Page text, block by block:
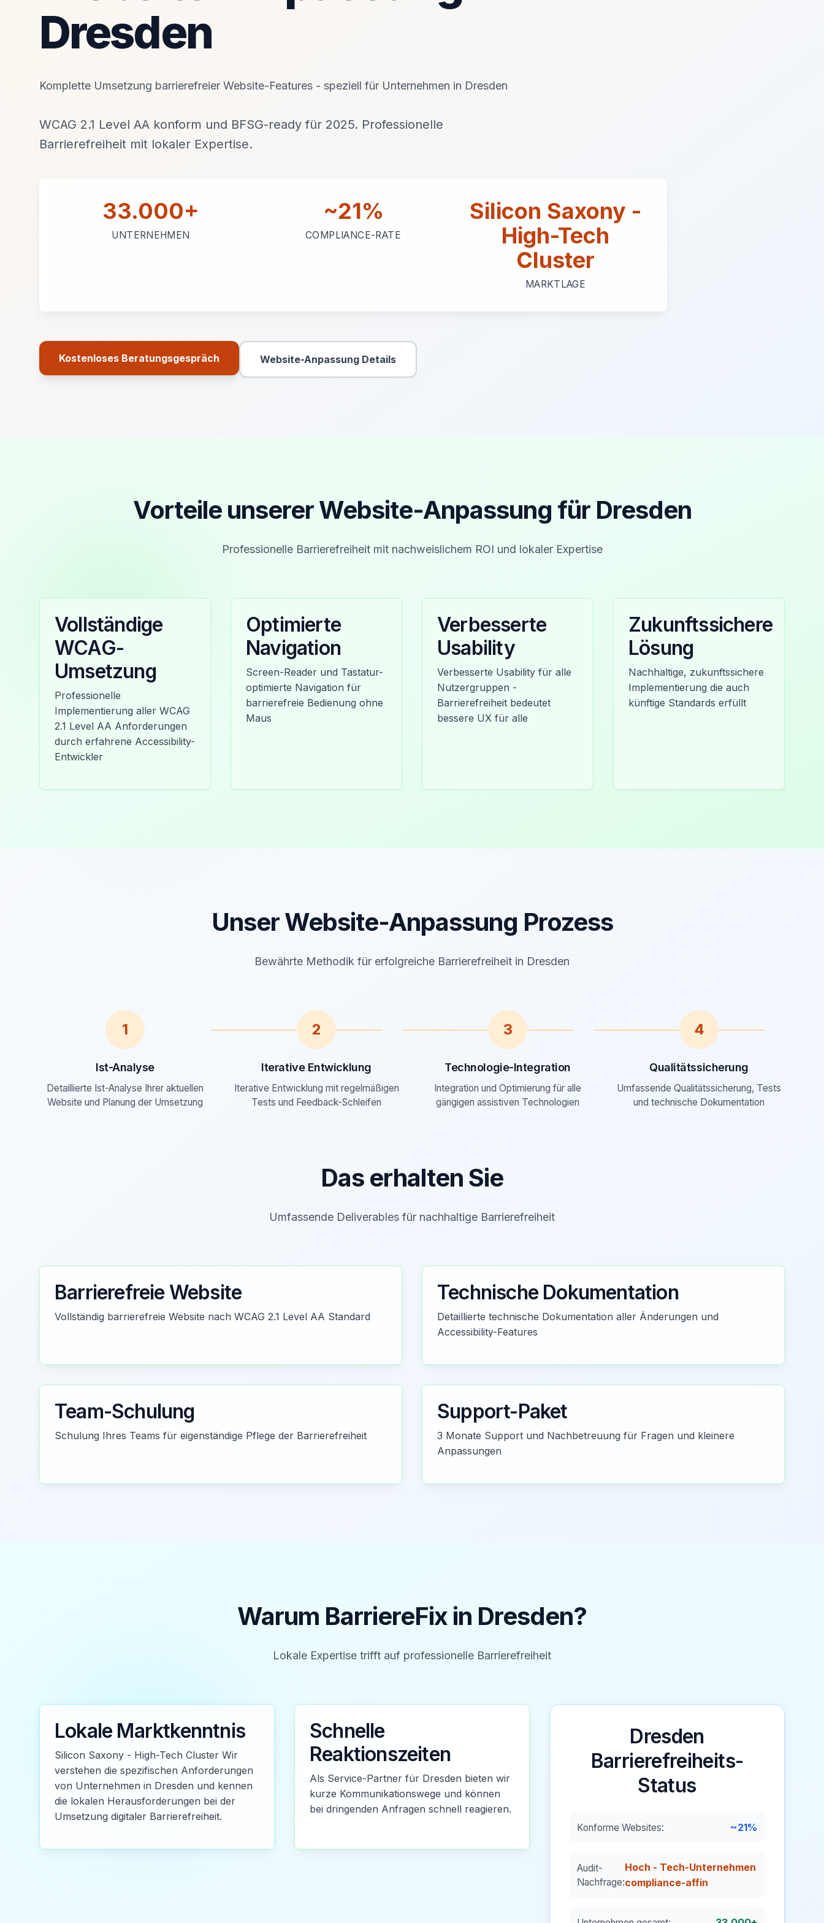
Dresden
Komplette Umsetzung barrierefreier Website-Features - speziell für Unternehmen in Dresden
WCAG 2.1 Level AA konform und BFSG-ready für 2025. Professionelle
Barrierefreiheit mit lokaler Expertise.
33.000+
UNTERNEHMEN
~21%
COMPLIANCE-RATE
Silicon Saxony -
High-Tech
Cluster
MARKTLAGE
Kostenloses Beratungsgespräch
Primäre Aktion Website-Anpassung Details
Sekundäre Aktion
Vorteile unserer Website-Anpassung für Dresden
Professionelle Barrierefreiheit mit nachweislichem ROI und lokaler Expertise
Vollständige
WCAG-
Umsetzung
Professionelle
Implementierung aller WCAG
2.1 Level AA Anforderungen
durch erfahrene Accessibility-
Entwickler
Optimierte
Navigation
Screen-Reader und Tastatur-
optimierte Navigation für
barrierefreie Bedienung ohne
Maus
Verbesserte
Usability
Verbesserte Usability für alle
Nutzergruppen -
Barrierefreiheit bedeutet
bessere UX für alle
Zukunftssichere
Lösung
Nachhaltige, zukunftssichere
Implementierung die auch
künftige Standards erfüllt
Unser Website-Anpassung Prozess
Bewährte Methodik für erfolgreiche Barrierefreiheit in Dresden
1
Ist-Analyse
Detaillierte Ist-Analyse Ihrer aktuellen
Website und Planung der Umsetzung
2
Iterative Entwicklung
Iterative Entwicklung mit regelmäßigen
Tests und Feedback-Schleifen
3
Technologie-Integration
Integration und Optimierung für alle
gängigen assistiven Technologien
4
Qualitätssicherung
Umfassende Qualitätssicherung, Tests
und technische Dokumentation
Das erhalten Sie
Umfassende Deliverables für nachhaltige Barrierefreiheit
Barrierefreie Website
Vollständig barrierefreie Website nach WCAG 2.1 Level AA Standard
Technische Dokumentation
Detaillierte technische Dokumentation aller Änderungen und
Accessibility-Features
Team-Schulung
Schulung Ihres Teams für eigenständige Pflege der Barrierefreiheit
Support-Paket
3 Monate Support und Nachbetreuung für Fragen und kleinere
Anpassungen
Warum BarriereFix in Dresden?
Lokale Expertise trifft auf professionelle Barrierefreiheit
Lokale Marktkenntnis
Silicon Saxony - High-Tech Cluster Wir
verstehen die spezifischen Anforderungen
von Unternehmen in Dresden und kennen
die lokalen Herausforderungen bei der
Umsetzung digitaler Barrierefreiheit.
Schnelle
Reaktionszeiten
Als Service-Partner für Dresden bieten wir
kurze Kommunikationswege und können
bei dringenden Anfragen schnell reagieren.
Dresden
Barrierefreiheits-
Status
Konforme Websites: ~21%
Audit-
Nachfrage:
Hoch - Tech-Unternehmen
compliance-affin